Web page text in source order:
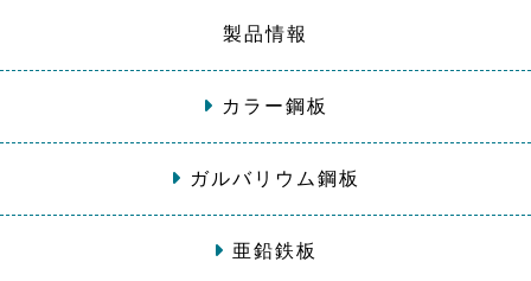
製品情報
カラー鋼板
ガルバリウム鋼板
亜鉛鉄板